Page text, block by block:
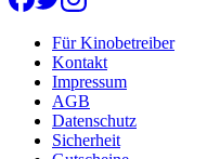
Für Kinobetreiber
Kontakt
Impressum
AGB
Datenschutz
Sicherheit